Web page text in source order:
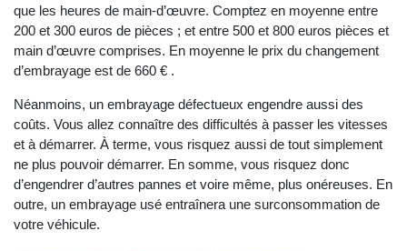
que les heures de main-d’œuvre. Comptez en moyenne entre
200 et 300 euros de pièces ; et entre 500 et 800 euros pièces et
main d’œuvre comprises. En moyenne le prix du changement
d’embrayage est de 660 € .
Néanmoins, un embrayage défectueux engendre aussi des
coûts. Vous allez connaître des difficultés à passer les vitesses
et à démarrer. À terme, vous risquez aussi de tout simplement
ne plus pouvoir démarrer. En somme, vous risquez donc
d’engendrer d’autres pannes et voire même, plus onéreuses. En
outre, un embrayage usé entraînera une surconsommation de
votre véhicule.